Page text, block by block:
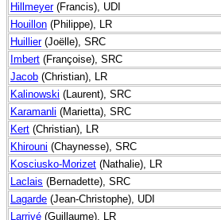
Hillmeyer(Francis), UDI
Houillon (Philippe), LR
Huillier(Joëlle), SRC
Imbert (Françoise), SRC
Jacob (Christian), LR
Kalinowski (Laurent), SRC
Karamanli (Marietta), SRC
Kert (Christian), LR
Khirouni (Chaynesse), SRC
Kosciusko-Morizet (Nathalie), LR
Laclais (Bernadette), SRC
Lagarde (Jean-Christophe), UDI
Larrivé (Guillaume), LR